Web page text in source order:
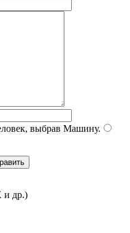
выбрав Машину.
др.)